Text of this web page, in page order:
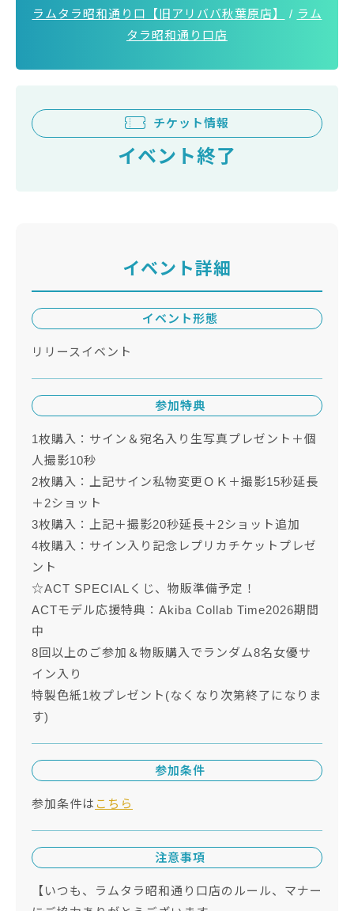
ラムタラ昭和通り口【旧アリババ秋葉原店】 / ラム
タラ昭和通り口店
チケット情報
イベント終了
イベント詳細
イベント形態
リリースイベント
参加特典
1枚購入：サイン＆宛名入り生写真プレゼント＋個
人撮影10秒
2枚購入：上記サイン私物変更ＯＫ＋撮影15秒延長
＋2ショット
3枚購入：上記＋撮影20秒延長＋2ショット追加
4枚購入：サイン入り記念レプリカチケットプレゼ
ント
☆ACT SPECIALくじ、物販準備予定！
ACTモデル応援特典：Akiba Collab Time2026期間
中
8回以上のご参加＆物販購入でランダム8名女優サ
イン入り
特製色紙1枚プレゼント(なくなり次第終了になりま
す)
参加条件
参加条件は こちら
注意事項
【いつも、ラムタラ昭和通り口店のルール、マナー